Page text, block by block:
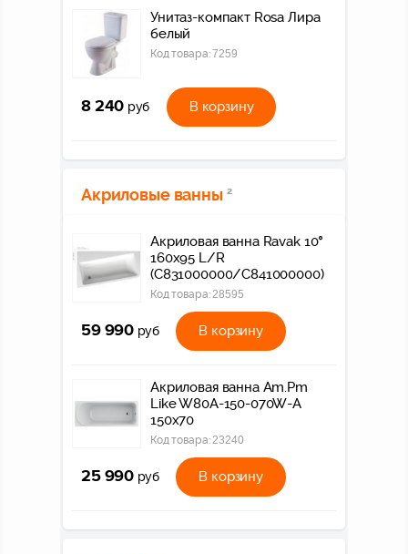
Унитаз-компакт Rosa Лира
белый
Код товара:7259
8 240 руб В корзину
Акриловые ванны 2
Акриловая ванна Ravak 10°
160х95 L/R
(C831000000/C841000000)
Код товара:28595
59 990 руб В корзину
Акриловая ванна Am.Pm
Like W80A-150-070W-A
150x70
Код товара:23240
25 990 руб В корзину